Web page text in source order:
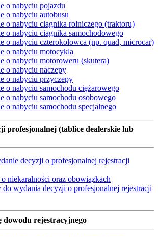
o nabyciu pojazdu
o nabyciu autobusu
o nabyciu ciągnika rolniczego (traktoru)
o nabyciu ciągnika samochodowego
o nabyciu czterokołowca (np. quad, microcar)
o nabyciu motocykla
o nabyciu motoroweru (skutera)
o nabyciu naczepy
o nabyciu przyczepy
o nabyciu samochodu ciężarowego
o nabyciu samochodu osobowego
o nabyciu samochodu specjalnego
profesjonalnej (tablice dealerskie lub
decyzji o profesjonalnej rejestracji
niekaralności oraz obowiązkach
do wydania decyzji o profesjonalnej rejestracji
dowodu rejestracyjnego